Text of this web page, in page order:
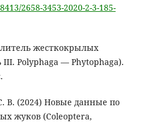
2658-3453-2020-2-3-185-
жесткокрылых
Polyphaga — Phytophaga).
В. (2024) Новые данные по
жуков (Coleoptera,